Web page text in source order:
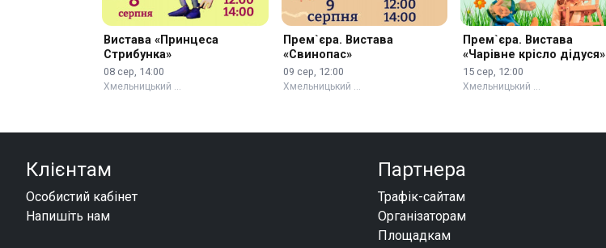
Вистава «Принцеса
Стрибунка»
08 сер, 14:00
Хмельницький …
Прем`єра. Вистава
«Свинопас»
09 сер, 12:00
Хмельницький …
Прем`єра. Вистава
«Чарівне крісло дідуся»
15 сер, 12:00
Хмельницький …
Клієнтам
Особистий кабінет
Напишіть нам
Партнера
Трафік-сайтам
Організаторам
Площадкам